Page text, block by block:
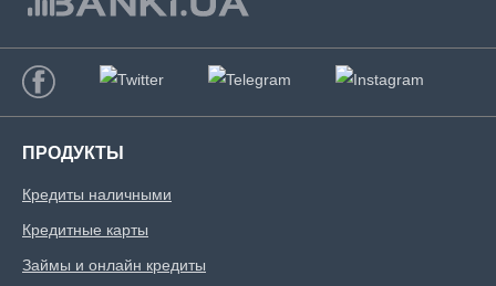
ПРОДУКТЫ
Кредиты наличными
Кредитные карты
Займы и онлайн кредиты